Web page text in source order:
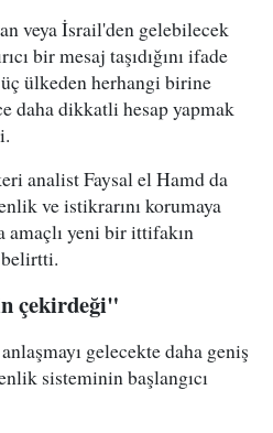
veya İsrail'den gelebilecek
bir mesaj taşıdığını ifade
ülkeden herhangi birine
daha dikkatli hesap yapmak
analist Faysal el Hamd da
ve istikrarını korumaya
amaçlı yeni bir ittifakın
çekirdeği"
gelecekte daha geniş
sisteminin başlangıcı